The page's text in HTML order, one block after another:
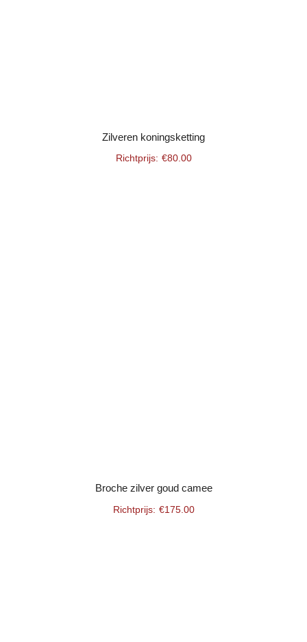
Zilveren koningsketting
€80.00
Broche zilver goud camee
€175.00